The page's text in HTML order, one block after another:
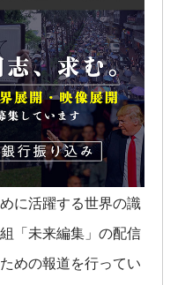
に活躍する世界の識
「未来編集」の配信
めの報道を行ってい